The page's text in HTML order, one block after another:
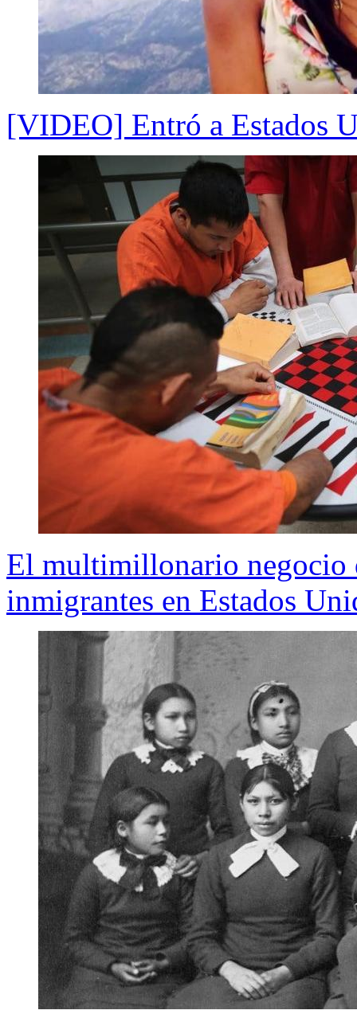
[VIDEO] Entró a Estados
El multimillonario negocio
inmigrantes en Estados